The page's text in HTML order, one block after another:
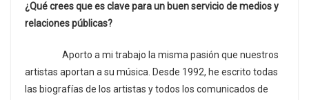
¿Qué crees que es clave para un buen servicio de medios y
relaciones públicas?
Aporto a mi trabajo la misma pasión que nuestros
artistas aportan a su música. Desde 1992, he escrito todas
las biografías de los artistas y todos los comunicados de